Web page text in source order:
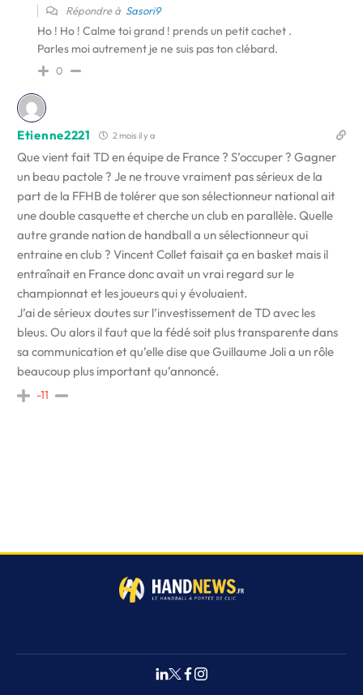
Répondre à Sasori9
Ho ! Ho ! Calme toi grand ! prends un petit cachet .
Parles moi autrement je ne suis pas ton clébard.
0
Etienne2221 2 mois il y a
Que vient fait TD en équipe de France ? S’occuper ? Gagner
un beau pactole ? Je ne trouve vraiment pas sérieux de la
part de la FFHB de tolérer que son sélectionneur national ait
une double casquette et cherche un club en parallèle. Quelle
autre grande nation de handball a un sélectionneur qui
entraine en club ? Vincent Collet faisait ça en basket mais il
entraînait en France donc avait un vrai regard sur le
championnat et les joueurs qui y évoluaient.
J’ai de sérieux doutes sur l’investissement de TD avec les
bleus. Ou alors il faut que la fédé soit plus transparente dans
sa communication et qu’elle dise que Guillaume Joli a un rôle
beaucoup plus important qu’annoncé.
-11